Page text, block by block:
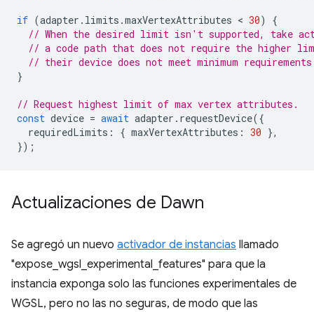
if (adapter . limits .maxVertexAttributes < 30)
{
// When the desired limit isn't supported, take
// a code path that does not require the higher
// their device does not meet minimum
}
// Request highest limit of max vertex attributes.
const device = await adapter . requestDevice({
requiredLimits : { maxVertexAttributes : 30 },
});
Actualizaciones de Dawn
Se agregó un nuevo activador de instancias llamado
"expose_wgsl_experimental_features" para que la
instancia exponga solo las funciones experimentales de
WGSL, pero no las no seguras, de modo que las